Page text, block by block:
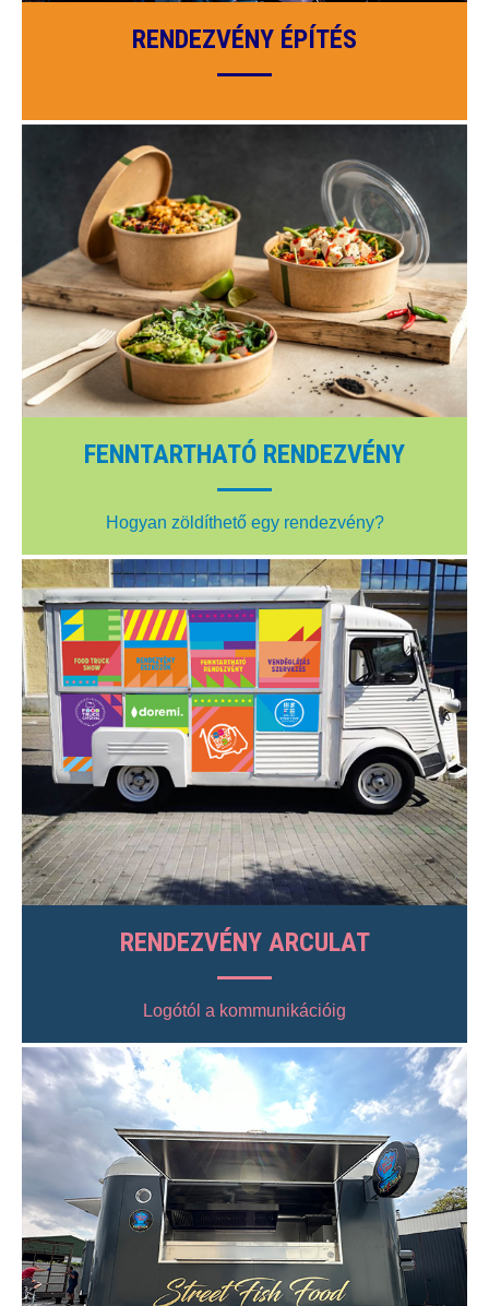
RENDEZVÉNY ÉPÍTÉS
FENNTARTHATÓ RENDEZVÉNY
Hogyan zöldíthető egy rendezvény?
RENDEZVÉNY ARCULAT
Logótól a kommunikációig